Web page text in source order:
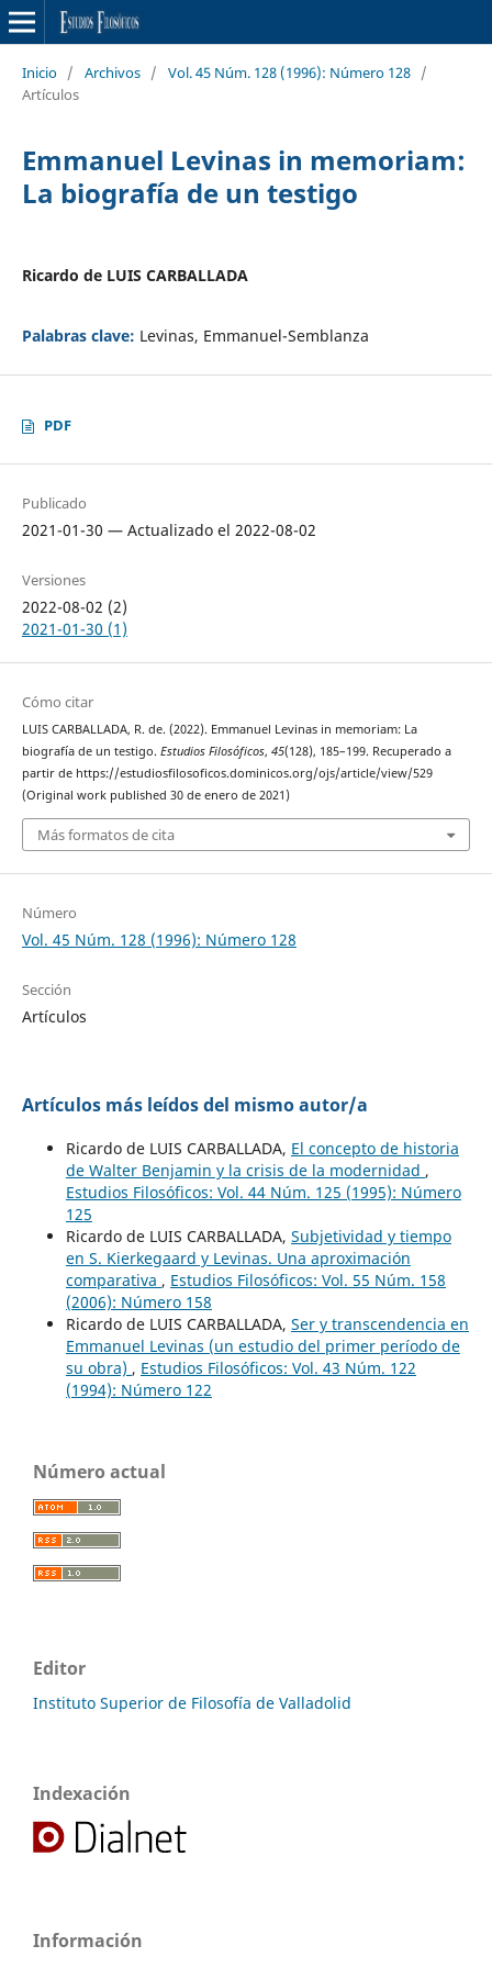
Inicio / Archivos / Vol. 45 Núm. 128 (1996): Número 128 /
Artículos
Emmanuel Levinas in memoriam:
La biografía de un testigo
Ricardo de LUIS CARBALLADA
Palabras clave: Levinas, Emmanuel-Semblanza
PDF
Publicado
2021-01-30 — Actualizado el 2022-08-02
Versiones
2022-08-02 (2)
2021-01-30 (1)
Cómo citar
LUIS CARBALLADA, R. de. (2022). Emmanuel Levinas in memoriam: La
biografía de un testigo. Estudios Filosóficos, 45(128), 185–199. Recuperado a
partir de https://estudiosfilosoficos.dominicos.org/ojs/article/view/529
(Original work published 30 de enero de 2021)
Más formatos de cita
Número
Vol. 45 Núm. 128 (1996): Número 128
Sección
Artículos
Artículos más leídos del mismo autor/a
Ricardo de LUIS CARBALLADA, El concepto de historia
de Walter Benjamin y la crisis de la modernidad ,
Estudios Filosóficos: Vol. 44 Núm. 125 (1995): Número
125
Ricardo de LUIS CARBALLADA, Subjetividad y tiempo
en S. Kierkegaard y Levinas. Una aproximación
comparativa , Estudios Filosóficos: Vol. 55 Núm. 158
(2006): Número 158
Ricardo de LUIS CARBALLADA, Ser y transcendencia en
Emmanuel Levinas (un estudio del primer período de
su obra) , Estudios Filosóficos: Vol. 43 Núm. 122
(1994): Número 122
Número actual
Editor
Instituto Superior de Filosofía de Valladolid
Indexación
Información